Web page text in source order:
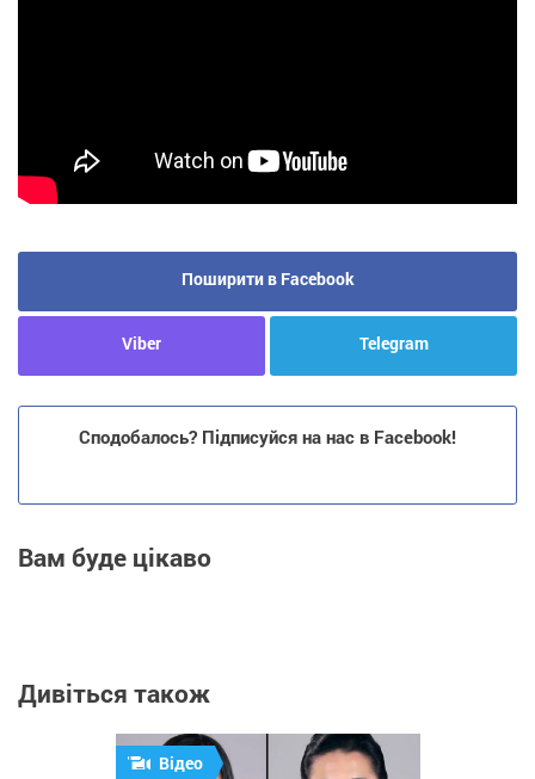
Поширити в Facebook
Viber Telegram
Сподобалось? Підписуйся на нас в Facebook!
Вам буде цікаво
Дивіться також
Відео